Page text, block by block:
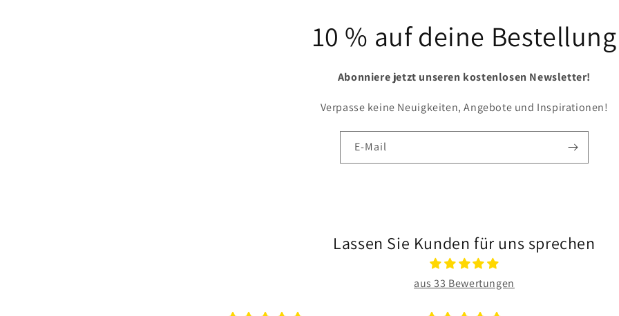
10 % auf deine Bestellung
Abonniere jetzt unseren kostenlosen Newsletter!
Verpasse keine Neuigkeiten, Angebote und Inspirationen!
E-Mail
Lassen Sie Kunden für uns sprechen
aus 33 Bewertungen